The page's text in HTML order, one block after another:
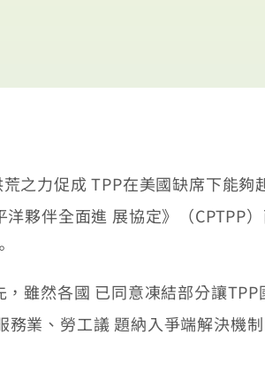
力促成 TPP在美國缺席下能夠
夥伴全面進 展協定》（CPTPP
然各國 已同意凍結部分讓TPP
業、勞工議 題納入爭端解決機